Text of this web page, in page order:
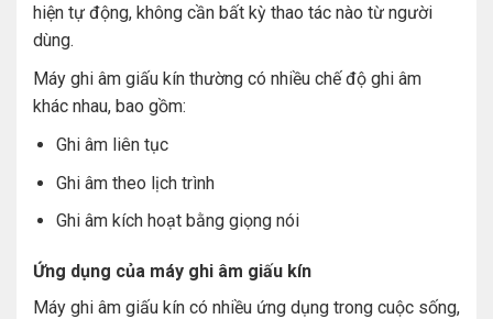
hiện tự động, không cần bất kỳ thao tác nào từ người
dùng.
Máy ghi âm giấu kín thường có nhiều chế độ ghi âm
khác nhau, bao gồm:
Ghi âm liên tục
Ghi âm theo lịch trình
Ghi âm kích hoạt bằng giọng nói
Ứng dụng của máy ghi âm giấu kín
Máy ghi âm giấu kín có nhiều ứng dụng trong cuộc sống,